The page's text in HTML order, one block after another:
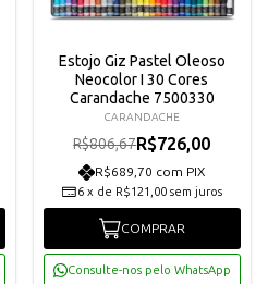
Estojo Giz Pastel Oleoso
Neocolor I 30 Cores
Carandache 7500330
CARANDACHE
R$806,67R$726,00
R$689,70 com PIX
6 x de R$121,00 sem juros
COMPRAR
Consulte-nos pelo WhatsApp